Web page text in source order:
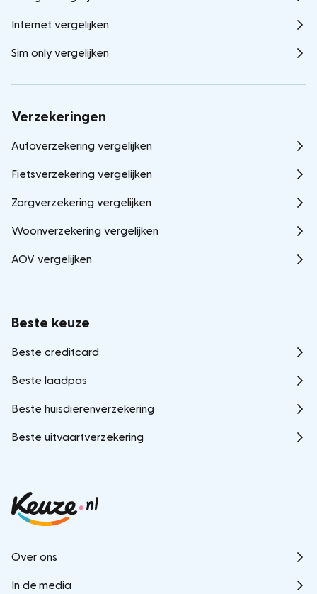
Over ons
In de media
Internet vergelijken
Sim only vergelijken
Verzekeringen
Autoverzekering vergelijken
Fietsverzekering vergelijken
Zorgverzekering vergelijken
Woonverzekering vergelijken
AOV vergelijken
Beste keuze
Beste creditcard
Beste laadpas
Beste huisdierenverzekering
Beste uitvaartverzekering